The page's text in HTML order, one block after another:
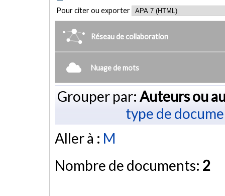
Pour citer ou exporter
Réseau de collaboration
Nuage de mots
Grouper par: Auteurs ou
type de
Aller à : M
Nombre de documents: 2